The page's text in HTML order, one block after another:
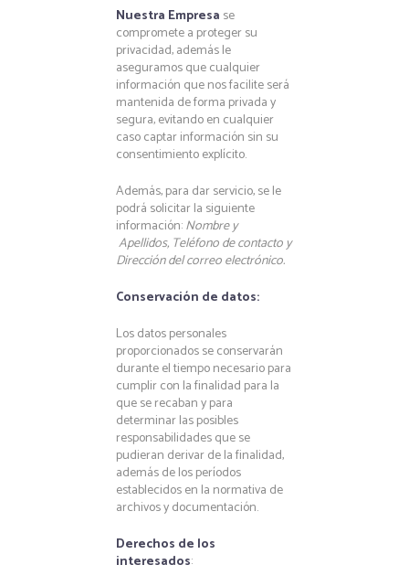
Nuestra Empresa se
compromete a proteger su
privacidad, además le
aseguramos que cualquier
información que nos facilite será
mantenida de forma privada y
segura, evitando en cualquier
caso captar información sin su
consentimiento explícito.
Además, para dar servicio, se le
podrá solicitar la siguiente
información:Nombre y
Apellidos, Teléfono de contacto y
Dirección del correo electrónico.
Conservación de datos:
Los datos personales
proporcionados se conservarán
durante el tiempo necesario para
cumplir con la finalidad para la
que se recaban y para
determinar las posibles
responsabilidades que se
pudieran derivar de la finalidad,
además de los períodos
establecidos en la normativa de
archivos y documentación.
Derechos de los
interesados: